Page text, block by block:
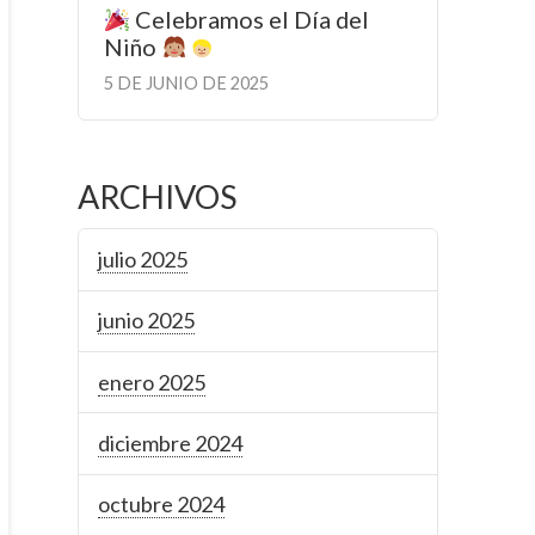
Celebramos el Día del
Niño
5 DE JUNIO DE 2025
ARCHIVOS
julio 2025
junio 2025
enero 2025
diciembre 2024
octubre 2024